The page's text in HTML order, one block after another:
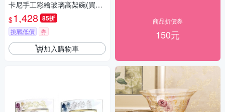
卡尼手工彩繪玻璃高架碗(買1
送1)
$1,428 85折
挑戰低價 券
加入購物車
商品折價券
150元